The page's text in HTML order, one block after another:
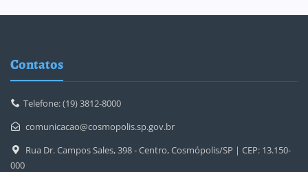
Contatos
Telefone: (19) 3812-8000
comunicacao@cosmopolis.sp.gov.br
Rua Dr. Campos Sales, 398 - Centro, Cosmópolis/SP | CEP: 13.150-
000